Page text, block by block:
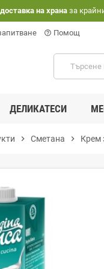
на храназа
help_outline Помощ
ДЕЛИКАТЕСИ
chevron_right Сметана chevron_right Крем